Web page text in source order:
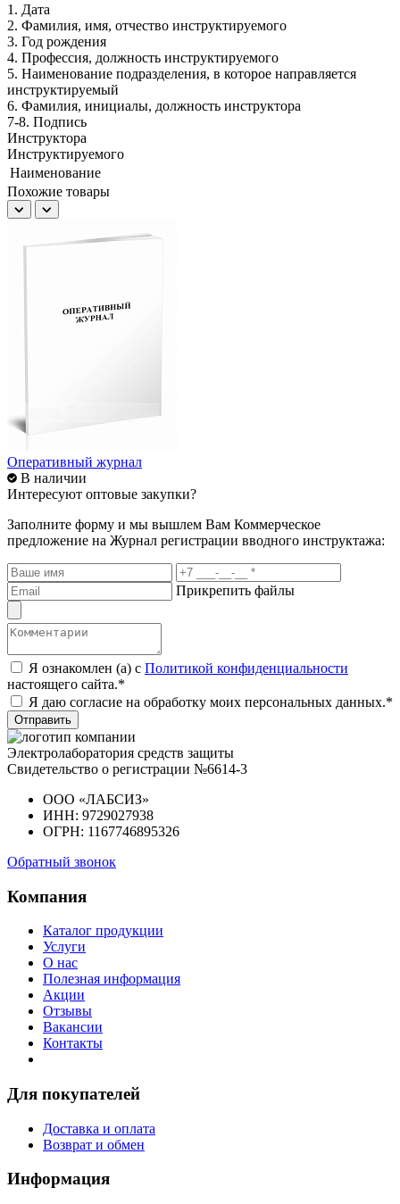
1. Дата
2. Фамилия, имя, отчество инструктируемого
3. Год рождения
4. Профессия, должность инструктируемого
5. Наименование подразделения, в которое направляется
инструктируемый
6. Фамилия, инициалы, должность инструктора
7-8. Подпись
Инструктора
Инструктируемого
Наименование
Похожие товары
Оперативный журнал
В наличии
Интересуют оптовые закупки?
Заполните форму и мы вышлем Вам Коммерческое
предложение на Журнал регистрации вводного инструктажа:
Прикрепить файлы
Я ознакомлен (а) с Политикой конфиденциальности
настоящего сайта.*
Я даю согласие на обработку моих персональных данных.*
Отправить
Электролаборатория средств защиты
Свидетельство о регистрации №6614-3
ООО «ЛАБСИЗ»
ИНН: 9729027938
ОГРН: 1167746895326
Обратный звонок
Компания
Каталог продукции
Услуги
О нас
Полезная информация
Акции
Отзывы
Вакансии
Контакты
Для покупателей
Доставка и оплата
Возврат и обмен
Информация